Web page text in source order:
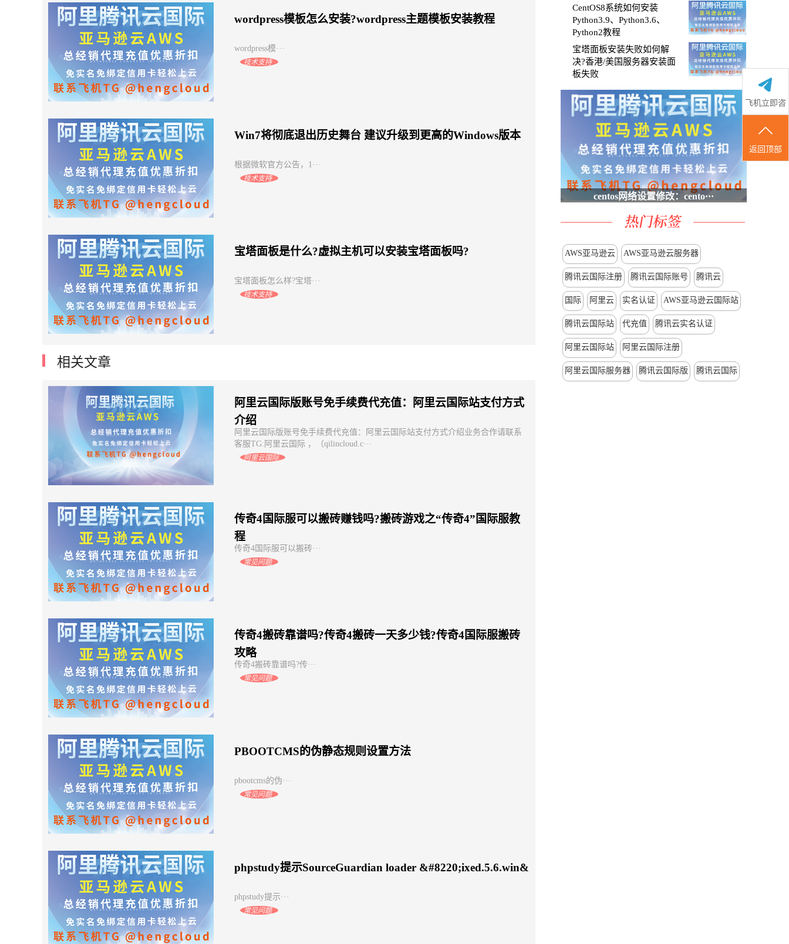
飞机立即咨
询
返回顶部
CentOS8系统如何安装
Python3.9、Python3.6、
Python2教程
宝塔面板安装失败如何解
决?香港/美国服务器安装面
板失败
centos网络设置修改：cento···
AWS亚马逊云 AWS亚马逊云服务器
腾讯云国际注册 腾讯云国际账号 腾讯云
国际 阿里云 实名认证 AWS亚马逊云国际站
腾讯云国际站 代充值 腾讯云实名认证
阿里云国际站 阿里云国际注册
阿里云国际服务器 腾讯云国际版 腾讯云国际
wordpress模板怎么安装?wordpress主题模板安装教程
wordpress模···
技术支持
Win7将彻底退出历史舞台 建议升级到更高的Windows版本
根据微软官方公告，1···
技术支持
宝塔面板是什么?虚拟主机可以安装宝塔面板吗?
宝塔面板怎么样?宝塔···
技术支持
相关文章
阿里云国际版账号免手续费代充值：阿里云国际站支付方式
介绍
阿里云国际版账号免手续费代充值：阿里云国际站支付方式介绍业务合作请联系
客服TG:阿里云国际 ，（qilincloud.c···
阿里云国际
传奇4国际服可以搬砖赚钱吗?搬砖游戏之“传奇4”国际服教
程
传奇4国际服可以搬砖···
常见问题
传奇4搬砖靠谱吗?传奇4搬砖一天多少钱?传奇4国际服搬砖
攻略
传奇4搬砖靠谱吗?传···
常见问题
PBOOTCMS的伪静态规则设置方法
pbootcms的伪···
常见问题
phpstudy提示SourceGuardian loader &#8220;ixed.5.6.win&
phpstudy提示···
常见问题